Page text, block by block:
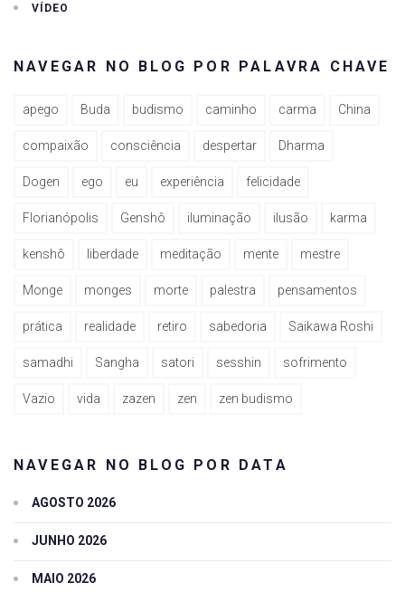
VÍDEO
NAVEGAR NO BLOG POR PALAVRA CHAVE
apego Buda budismo caminho carma China
compaixão consciência despertar Dharma
Dogen ego eu experiência felicidade
Florianópolis Genshô iluminação ilusão karma
kenshô liberdade meditação mente mestre
Monge monges morte palestra pensamentos
prática realidade retiro sabedoria Saikawa Roshi
samadhi Sangha satori sesshin sofrimento
Vazio vida zazen zen zen budismo
NAVEGAR NO BLOG POR DATA
AGOSTO 2026
JUNHO 2026
MAIO 2026